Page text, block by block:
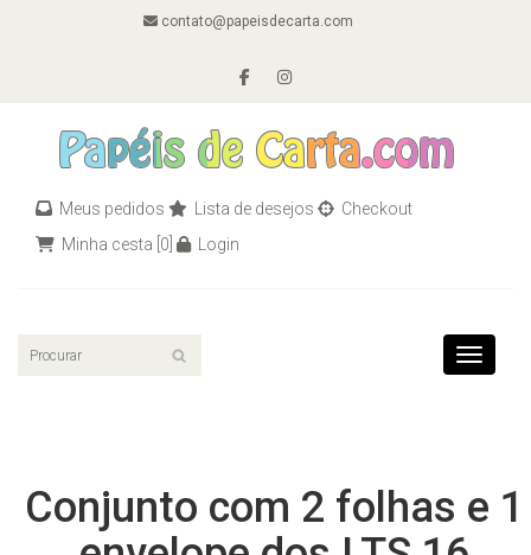
contato@papeisdecarta.com
Meus pedidos Lista de desejos
Checkout
Minha cesta [0] Login
Toggle
Conjunto com 2 folhas e 1